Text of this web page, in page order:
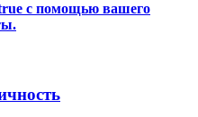
по фьючерсам
с помощью вашего